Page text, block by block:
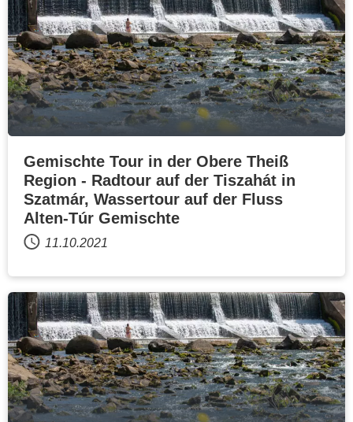
Gemischte Tour in der Obere Theiß
Region - Radtour auf der Tiszahát in
Szatmár, Wassertour auf der Fluss
Alten-Túr Gemischte
11.10.2021